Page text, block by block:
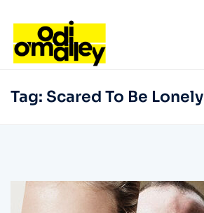
Tag: Scared To Be Lonely